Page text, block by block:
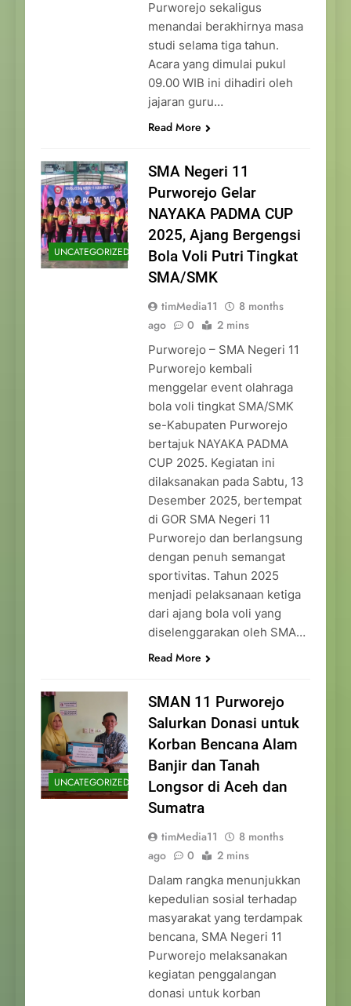
Purworejo sekaligus
menandai berakhirnya masa
studi selama tiga tahun.
Acara yang dimulai pukul
09.00 WIB ini dihadiri oleh
jajaran guru…
Read More
UNCATEGORIZED
SMA Negeri 11
Purworejo Gelar
NAYAKA PADMA CUP
2025, Ajang Bergengsi
Bola Voli Putri Tingkat
SMA/SMK
timMedia11
8 months
ago
0 2 mins
Purworejo – SMA Negeri 11
Purworejo kembali
menggelar event olahraga
bola voli tingkat SMA/SMK
se-Kabupaten Purworejo
bertajuk NAYAKA PADMA
CUP 2025. Kegiatan ini
dilaksanakan pada Sabtu, 13
Desember 2025, bertempat
di GOR SMA Negeri 11
Purworejo dan berlangsung
dengan penuh semangat
sportivitas. Tahun 2025
menjadi pelaksanaan ketiga
dari ajang bola voli yang
diselenggarakan oleh SMA…
Read More
UNCATEGORIZED
SMAN 11 Purworejo
Salurkan Donasi untuk
Korban Bencana Alam
Banjir dan Tanah
Longsor di Aceh dan
Sumatra
timMedia11
8 months
ago
0 2 mins
Dalam rangka menunjukkan
kepedulian sosial terhadap
masyarakat yang terdampak
bencana, SMA Negeri 11
Purworejo melaksanakan
kegiatan penggalangan
donasi untuk korban